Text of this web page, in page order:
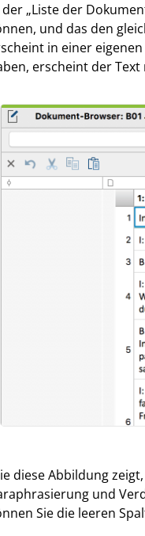
der „Liste der
und das den
in einer
erscheint der
diese Abbildung
und
Sie die leeren